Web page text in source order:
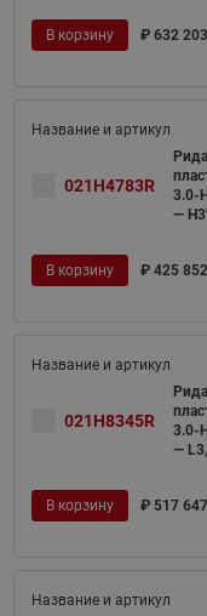
В корзину ₽ 632
021H4783R
3.0-
—
В корзину ₽ 425
021H8345R
3.0-
—
В корзину ₽ 517